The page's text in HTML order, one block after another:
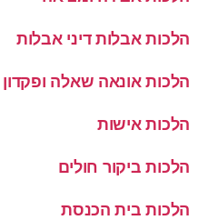
הלכות אבלות דיני אבלות
הלכות אונאה שאלה ופקדון
הלכות אישות
הלכות ביקור חולים
הלכות בית הכנסת